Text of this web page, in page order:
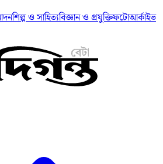
শিল্প ও সাহিত্যবিজ্ঞান ও প্রযুক্তিফটোআর্কাইভ